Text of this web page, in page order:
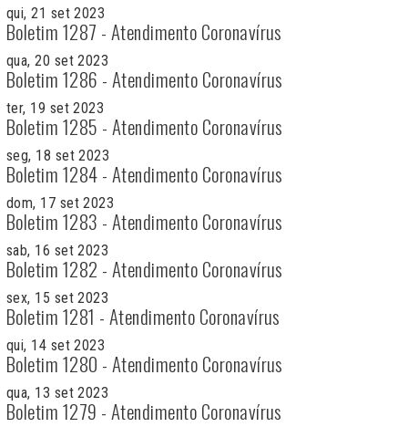
qui, 21 set 2023
Boletim 1287 - Atendimento Coronavírus
qua, 20 set 2023
Boletim 1286 - Atendimento Coronavírus
ter, 19 set 2023
Boletim 1285 - Atendimento Coronavírus
seg, 18 set 2023
Boletim 1284 - Atendimento Coronavírus
dom, 17 set 2023
Boletim 1283 - Atendimento Coronavírus
sab, 16 set 2023
Boletim 1282 - Atendimento Coronavírus
sex, 15 set 2023
Boletim 1281 - Atendimento Coronavírus
qui, 14 set 2023
Boletim 1280 - Atendimento Coronavírus
qua, 13 set 2023
Boletim 1279 - Atendimento Coronavírus